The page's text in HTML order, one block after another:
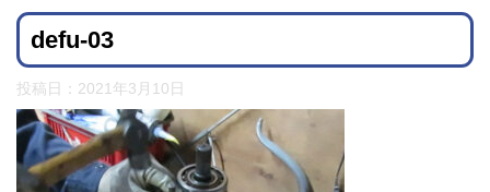
defu-03
投稿日： 2021年3月10日